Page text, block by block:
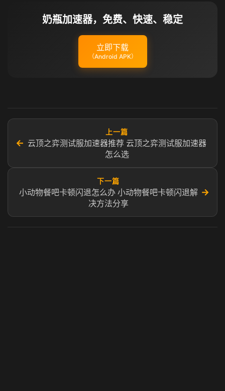
奶瓶加速器，免费、快速、稳定
立即下载
（Android APK）
←
上一篇
云顶之弈测试服加速器推荐 云顶之弈测试服加速器
怎么选
下一篇
小动物餐吧卡顿闪退怎么办 小动物餐吧卡顿闪退解
决方法分享
→